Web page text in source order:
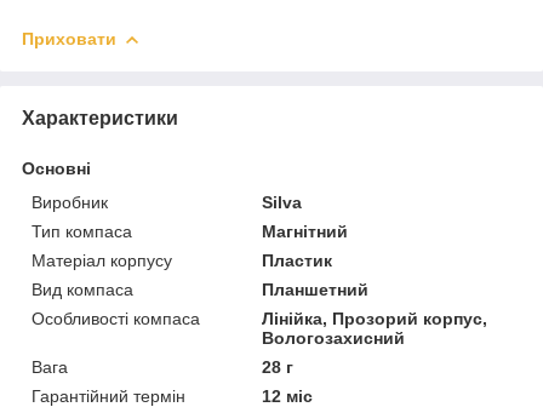
Приховати
Характеристики
Основні
Виробник
Silva
Тип компаса
Магнітний
Матеріал корпусу
Пластик
Вид компаса
Планшетний
Особливості компаса
Лінійка, Прозорий корпус,
Вологозахисний
Вага
28 г
Гарантійний термін
12 міс